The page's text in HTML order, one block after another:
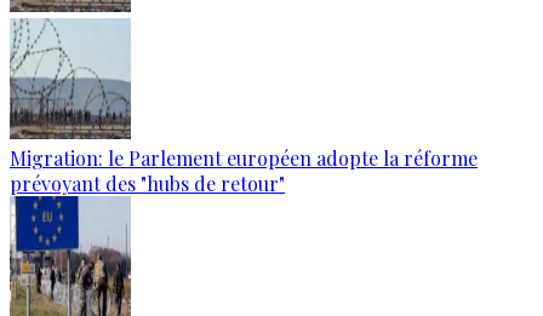
Migration: le Parlement européen adopte la réforme
prévoyant des "hubs de retour"